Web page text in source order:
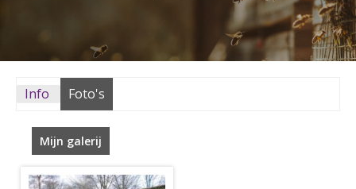
Info Foto's
Mijn galerij